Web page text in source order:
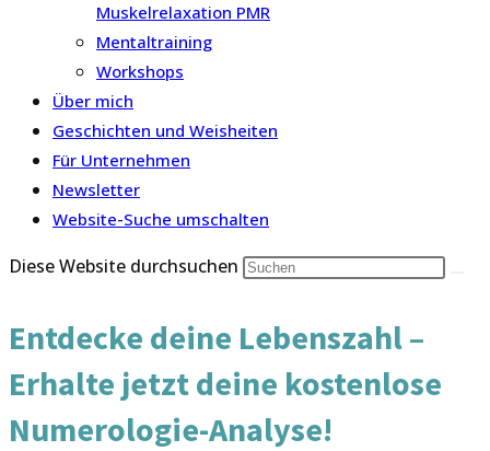
Muskelrelaxation PMR
Mentaltraining
Workshops
Über mich
Geschichten und Weisheiten
Für Unternehmen
Newsletter
Website-Suche umschalten
Diese Website durchsuchen
Entdecke deine Lebenszahl –
Erhalte jetzt deine kostenlose
Numerologie-Analyse!